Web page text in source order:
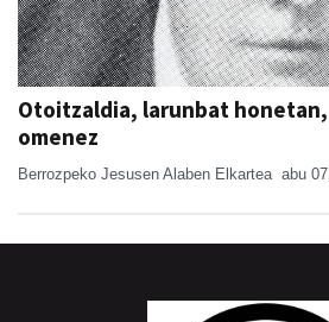
Otoitzaldia, larunbat honetan,
omenez
Berrozpeko Jesusen Alaben Elkartea abu